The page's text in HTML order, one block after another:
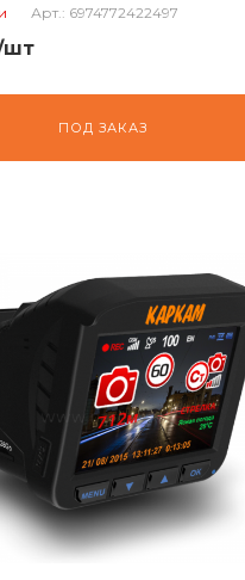
Арт.: 6974772422497
шт
ПОД ЗАКАЗ